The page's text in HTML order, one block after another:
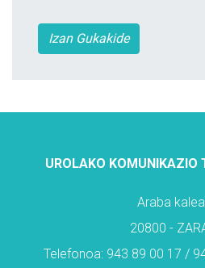
Izan Gukakide
UROLAKO KOMUNIKAZIO
Araba
20800 -
Telefonoa: 943 89 00 17 /